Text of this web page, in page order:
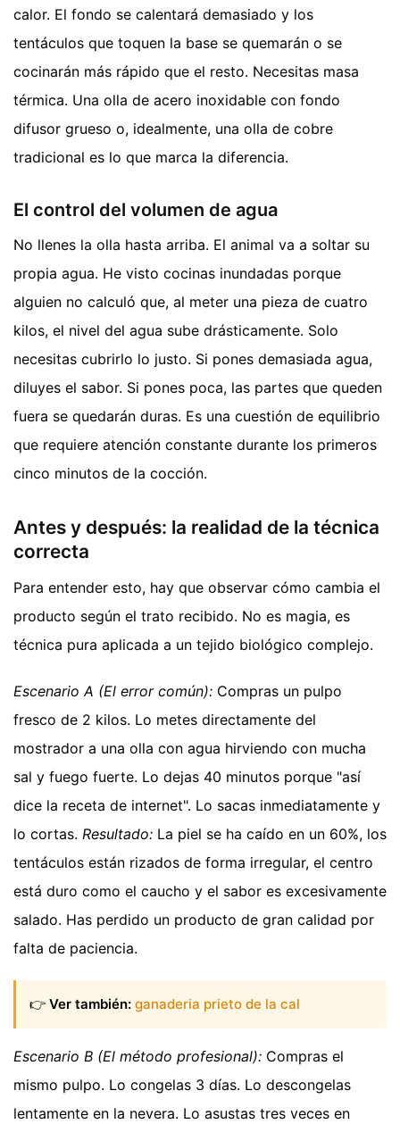
calor. El fondo se calentará demasiado y los
tentáculos que toquen la base se quemarán o se
cocinarán más rápido que el resto. Necesitas masa
térmica. Una olla de acero inoxidable con fondo
difusor grueso o, idealmente, una olla de cobre
tradicional es lo que marca la diferencia.
El control del volumen de agua
No llenes la olla hasta arriba. El animal va a soltar su
propia agua. He visto cocinas inundadas porque
alguien no calculó que, al meter una pieza de cuatro
kilos, el nivel del agua sube drásticamente. Solo
necesitas cubrirlo lo justo. Si pones demasiada agua,
diluyes el sabor. Si pones poca, las partes que queden
fuera se quedarán duras. Es una cuestión de equilibrio
que requiere atención constante durante los primeros
cinco minutos de la cocción.
Antes y después: la realidad de la técnica
correcta
Para entender esto, hay que observar cómo cambia el
producto según el trato recibido. No es magia, es
técnica pura aplicada a un tejido biológico complejo.
Escenario A (El error común): Compras un pulpo
fresco de 2 kilos. Lo metes directamente del
mostrador a una olla con agua hirviendo con mucha
sal y fuego fuerte. Lo dejas 40 minutos porque "así
dice la receta de internet". Lo sacas inmediatamente y
lo cortas. Resultado: La piel se ha caído en un 60%, los
tentáculos están rizados de forma irregular, el centro
está duro como el caucho y el sabor es excesivamente
salado. Has perdido un producto de gran calidad por
falta de paciencia.
👉 Ver también: ganaderia prieto de la cal
Escenario B (El método profesional): Compras el
mismo pulpo. Lo congelas 3 días. Lo descongelas
lentamente en la nevera. Lo asustas tres veces en